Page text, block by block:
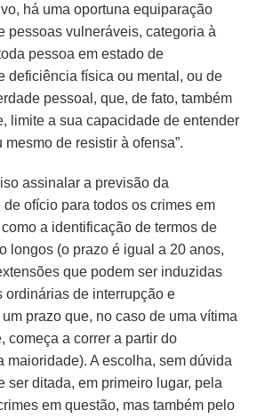
há uma oportuna equiparação
pessoas vulneráveis, categoria à
pessoa em estado de
deficiência física ou mental, ou de
pessoal, que, de fato, também
limite a sua capacidade de entender
mesmo de resistir à ofensa”.
assinalar a previsão da
ofício para todos os crimes em
a identificação de termos de
longos (o prazo é igual a 20 anos,
que podem ser induzidas
ordinárias de interrupção e
prazo que, no caso de uma vítima
começa a correr a partir do
maioridade). A escolha, sem dúvida
ser ditada, em primeiro lugar, pela
em questão, mas também pelo